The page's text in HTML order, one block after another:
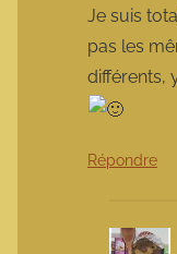
Je suis
pas les
différents,
Répondre